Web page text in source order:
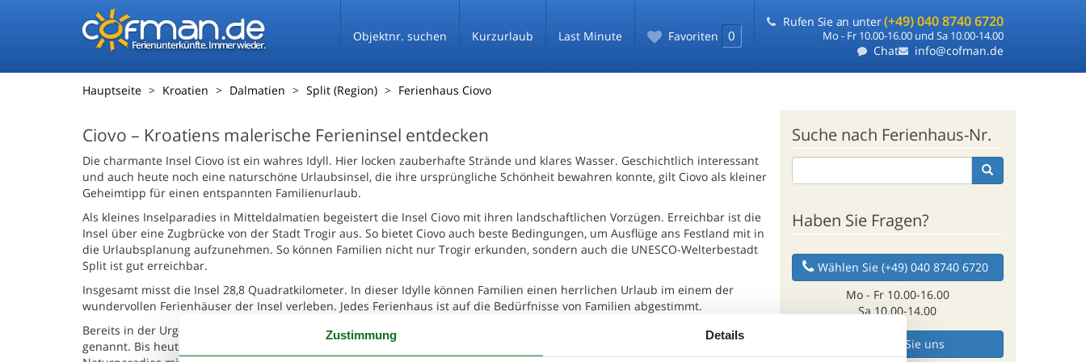
Ferienunterkünfte. Immer wieder.
Objektnr. suchen Kurzurlaub Last Minute Favoriten 0
Rufen Sie an unter(+49) 040 8740 6720
Mo - Fr 10.00-16.00 und Sa 10.00-14.00
Chat info@cofman.de
Hauptseite Kroatien Dalmatien Split (Region) Ferienhaus Ciovo
Ciovo – Kroatiens malerische Ferieninsel entdecken
Die charmante Insel Ciovo ist ein wahres Idyll. Hier locken zauberhafte Strände und klares Wasser. Geschichtlich interessant
und auch heute noch eine naturschöne Urlaubsinsel, die ihre ursprüngliche Schönheit bewahren konnte, gilt Ciovo als kleiner
Geheimtipp für einen entspannten Familienurlaub.
Als kleines Inselparadies in Mitteldalmatien begeistert die Insel Ciovo mit ihren landschaftlichen Vorzügen. Erreichbar ist die
Insel über eine Zugbrücke von der Stadt Trogir aus. So bietet Ciovo auch beste Bedingungen, um Ausflüge ans Festland mit in
die Urlaubsplanung aufzunehmen. So können Familien nicht nur Trogir erkunden, sondern auch die UNESCO-Welterbestadt
Split ist gut erreichbar.
Insgesamt misst die Insel 28,8 Quadratkilometer. In dieser Idylle können Familien einen herrlichen Urlaub im einem der
wundervollen Ferienhäuser der Insel verleben. Jedes Ferienhaus ist auf die Bedürfnisse von Familien abgestimmt.
Bereits in der Urgeschichte besiedelt, trug die Insel im Laufe der Geschichte auch den Namen Boa, Bua oder auch Bravo
genannt. Bis heute ist der südliche Teil der Insel weitgehend unbesiedelt. Entsprechend finden hier Familien ein wahres
Suche nach Ferienhaus-Nr.
Haben Sie Fragen?
Wählen Sie (+49) 040 8740 6720
Mo - Fr 10.00-16.00
Sa 10.00-14.00
Mailen Sie uns
Zustimmung Details